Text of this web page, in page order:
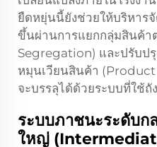
ยืดหยุ่นนี้ยังช่วยให้บริหาร
ขึ้นผ่านการแยกกลุ่มสินค้า
Segregation) และปรับป
หมุนเวียนสินค้า
จะบรรลุได้ด้วยระบบที่ใช้ถั
ระบบภาชนะระดับก
ใหญ่